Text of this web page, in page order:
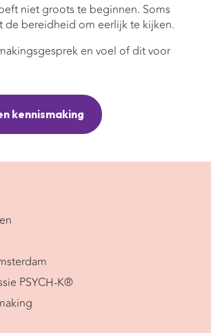
niet groots te beginnen. Soms
de bereidheid om eerlijk te kijken.
en voel of dit voor
kennismaking
PSYCH-K®